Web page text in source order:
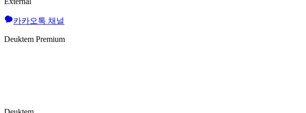
카카오톡 채널
Deuktem Premium